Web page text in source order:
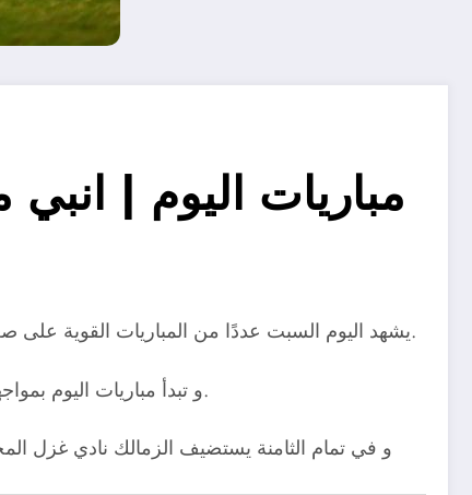
مباريات اليوم |
يشهد اليوم السبت عددًا من المباريات القوية على صعيد الجولة الثامنة من الدوري المصري الممتاز، و هي الجولة الختامية قبل توقف المسابقة بسبب انطلاق كأس أمم إفريقيا.
و تبدأ مباريات اليوم بمواجهة انبي مع بيراميدز في تمام الساعة الثالثة عصرًا، بينما يلتقي سموحة مع طلائع الجيش في تمام الخامسة والنصف مساءًا.
و في تمام الثامنة يستضيف الزمالك نادي غزل